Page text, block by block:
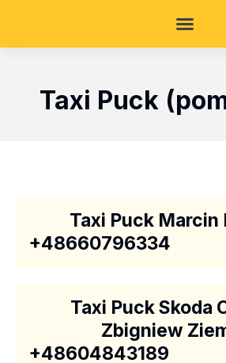
Taxi Puck
Taxi Puck Marcin
+48660796334
Taxi Puck Skoda
Zbigniew
+48604843189